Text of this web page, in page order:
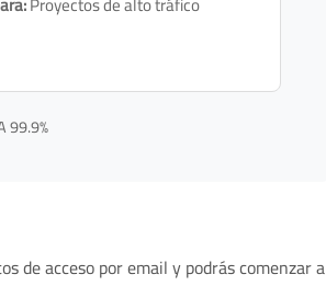
99.9%
de acceso por email y podrás comenzar a